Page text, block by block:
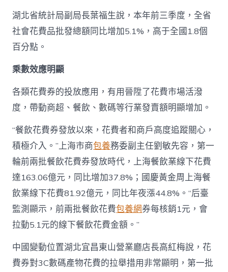
湖北省統計局副局長葉福生說，本年前三季度，全省
社會花費品批發總額同比增加5.1%，高于全國1.8個
百分點。
乘數效應明顯
各類花費券的投放應用，有用晉陞了花費市場活潑
度，帶動商超、餐飲、數碼等行業發賣額明顯增加。
“餐飲花費券發放以來，花費者和商戶高度追蹤關心，
積極介入。”上海市商包養務委副主任劉敏先容，第一
輪前兩批餐飲花費券發放時代，上海餐飲業線下花費
達163.06億元，同比增加37.8%；國慶黃金周上海餐
飲業線下花費81.92億元，同比年夜漲44.8%。“后臺
監測顯示，前兩批餐飲花費包養網券每核銷1元，會
拉動5.1元的線下餐飲花費金額。”
中國變動位置湖北宜昌東山營業廳店長高紅梅說，花
費券對3C數碼產物花費的拉舉措用非常顯明，第一批